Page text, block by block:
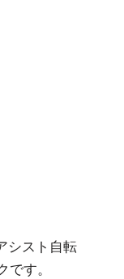
シスト自転
す。